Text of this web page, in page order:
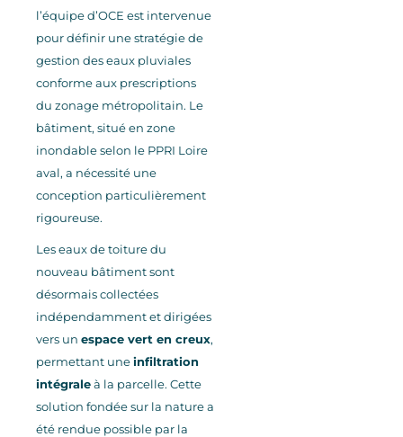
l’équipe d’OCE est intervenue
pour définir une stratégie de
gestion des eaux pluviales
conforme aux prescriptions
du zonage métropolitain. Le
bâtiment, situé en zone
inondable selon le PPRI Loire
aval, a nécessité une
conception particulièrement
rigoureuse.
Les eaux de toiture du
nouveau bâtiment sont
désormais collectées
indépendamment et dirigées
vers un espace vert en creux,
permettant uneinfiltration
intégraleà la parcelle. Cette
solution fondée sur la nature a
été rendue possible par la